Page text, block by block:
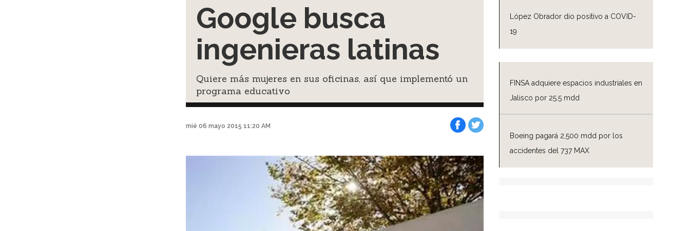
López Obrador dio positivo a COVID-
19
FINSA adquiere espacios industriales en
Jalisco por 25.5 mdd
Boeing pagará 2,500 mdd por los
accidentes del 737 MAX
Google busca
ingenieras latinas
Quiere más mujeres en sus oficinas, así que implementó un
programa educativo
mié 06 mayo 2015 11:20 AM